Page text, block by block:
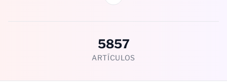
5857
ARTÍCULOS